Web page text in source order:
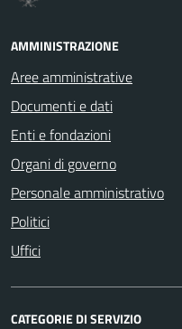
AMMINISTRAZIONE
Aree amministrative
Documenti e dati
Enti e fondazioni
Organi di governo
Personale amministrativo
Politici
Uffici
CATEGORIE DI SERVIZIO